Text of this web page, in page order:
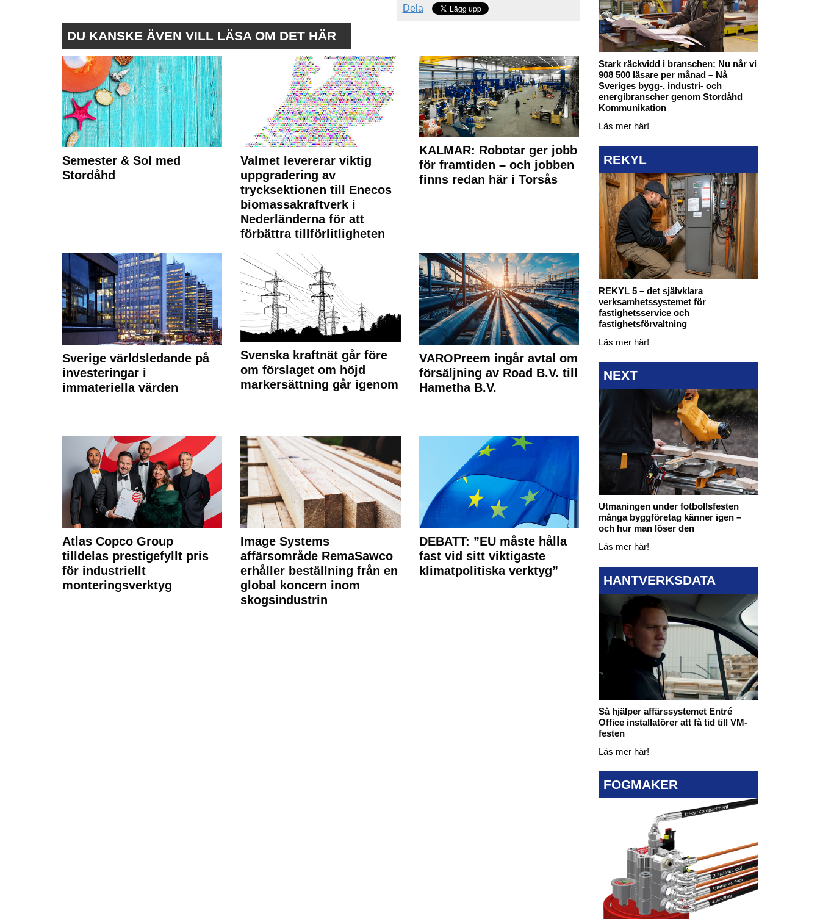
Dela
DU KANSKE ÄVEN VILL LÄSA OM DET HÄR
Semester & Sol med
Stordåhd
Valmet levererar viktig
uppgradering av
trycksektionen till Enecos
biomassakraftverk i
Nederländerna för att
förbättra tillförlitligheten
KALMAR: Robotar ger jobb
för framtiden – och jobben
finns redan här i Torsås
Sverige världsledande på
investeringar i
immateriella värden
Svenska kraftnät går före
om förslaget om höjd
markersättning går igenom
VAROPreem ingår avtal om
försäljning av Road B.V. till
Hametha B.V.
Atlas Copco Group
tilldelas prestigefyllt pris
för industriellt
monteringsverktyg
Image Systems
affärsområde RemaSawco
erhåller beställning från en
global koncern inom
skogsindustrin
DEBATT: ”EU måste hålla
fast vid sitt viktigaste
klimatpolitiska verktyg”
Stark räckvidd i branschen: Nu når vi
908 500 läsare per månad – Nå
Sveriges bygg-, industri- och
energibranscher genom Stordåhd
Kommunikation
Läs mer här!
REKYL
REKYL 5 – det självklara
verksamhetssystemet för
fastighetsservice och
fastighetsförvaltning
Läs mer här!
NEXT
Utmaningen under fotbollsfesten
många byggföretag känner igen –
och hur man löser den
Läs mer här!
HANTVERKSDATA
Så hjälper affärssystemet Entré
Office installatörer att få tid till VM-
festen
Läs mer här!
FOGMAKER